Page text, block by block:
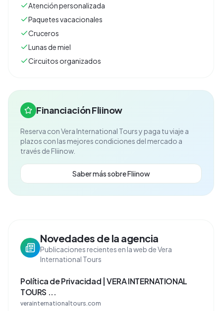
Atención personalizada
Paquetes vacacionales
Cruceros
Lunas de miel
Circuitos organizados
Financiación Fliinow
Reserva conVera International Toursy paga tu viaje a
plazos con las mejores condiciones del mercado a
través de Fliinow.
Saber más sobre Fliinow
Novedades de la agencia
Publicaciones recientes en la web de Vera
International Tours
Política de Privacidad | VERA INTERNATIONAL
TOURS ...
verainternationaltours.com